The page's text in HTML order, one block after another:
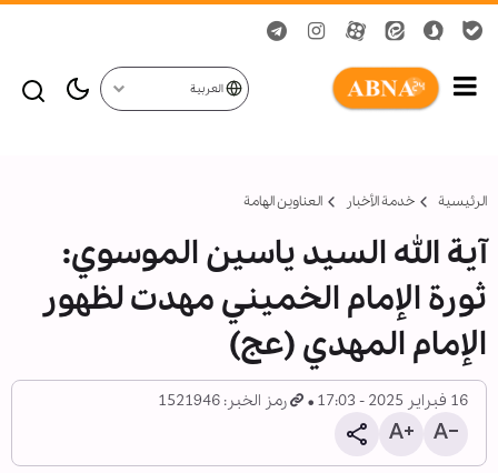
العربية
الرئيسية خدمة الأخبار العناوين الهامة
آية الله السيد ياسين الموسوي:
ثورة الإمام الخميني مهدت لظهور
الإمام المهدي (عج)
16 فبراير 2025 - 17:03 رمز الخبر: 1521946